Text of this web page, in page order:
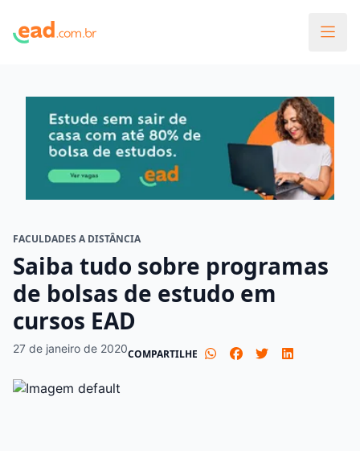
FACULDADES A DISTÂNCIA
Saiba tudo sobre programas
de bolsas de estudo em
cursos EAD
27 de janeiro de 2020COMPARTILHE